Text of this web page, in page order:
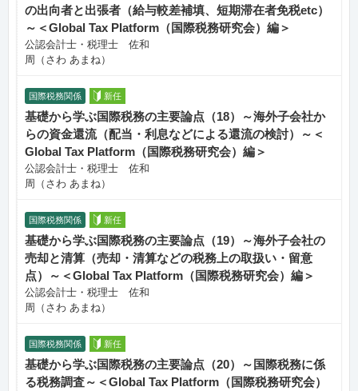
の出向者と出張者（給与較差補填、短期滞在者免税etc）
～＜Global Tax Platform（国際税務研究会）編＞
公認会計士・税理士 佐和
周（さわ あまね）
国際税務関係 新任
基礎から学ぶ国際税務の主要論点（18）～海外子会社か
らの資金還流（配当・利息などによる還流の検討）～＜
Global Tax Platform（国際税務研究会）編＞
公認会計士・税理士 佐和
周（さわ あまね）
国際税務関係 新任
基礎から学ぶ国際税務の主要論点（19）～海外子会社の
売却と清算（売却・清算などの税務上の取扱い・留意
点）～＜Global Tax Platform（国際税務研究会）編＞
公認会計士・税理士 佐和
周（さわ あまね）
国際税務関係 新任
基礎から学ぶ国際税務の主要論点（20）～国際税務に係
る税務調査～＜Global Tax Platform（国際税務研究会）